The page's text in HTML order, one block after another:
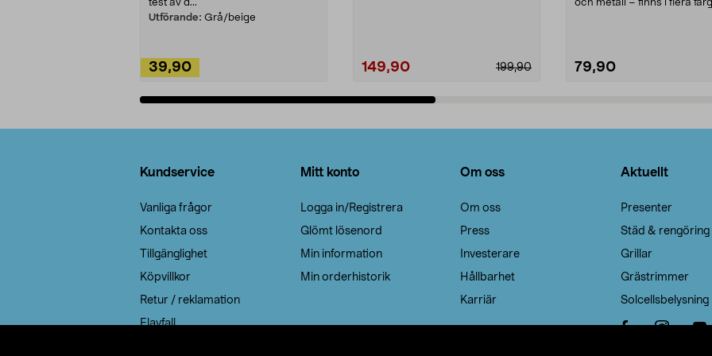
test av d...
Utförande: Grå/beige
39,90 199,90
149,90
och metall – finns i flera
79,90
Kundservice
Vanliga frågor
Kontakta oss
Tillgänglighet
Köpvillkor
Retur / reklamation
Elavfall
Mitt konto
Logga in/Registrera
Glömt lösenord
Min information
Min orderhistorik
Om oss
Om oss
Press
Investerare
Hållbarhet
Karriär
Aktuellt
Presenter
Städ & rengöring
Grillar
Grästrimmer
Solcellsbelysning